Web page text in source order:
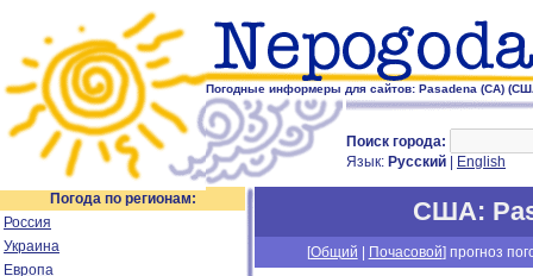
Погодные информеры для сайтов: Pasadena (CA)
Поиск города:
Язык: Русский English
Погода по регионам:
Россия
Украина
Европа
США:
[Общий Почасовой] прогноз